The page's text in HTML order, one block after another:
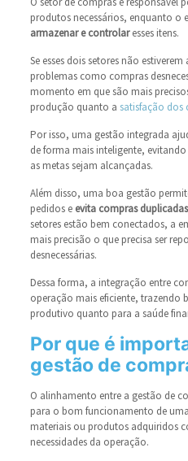
produtos necessários, enquanto o
armazenar e controlaresses itens.
Se esses dois setores não
problemas como compras
momento em que são mais
produção quanto a satisfação dos
Por isso, uma gestão integrada
de forma mais inteligente,
as metas sejam alcançadas.
Além disso, uma boa gestão
pedidos e evita compras duplicadas
setores estão bem conectados, a
mais precisão o que precisa ser
desnecessárias.
Dessa forma, a integração entre
operação mais eficiente, trazendo
produtivo quanto para a saúde
Por que é
gestão de
O alinhamento entre a gestão de
para o bom funcionamento de
materiais ou produtos adquiridos
necessidades da operação.